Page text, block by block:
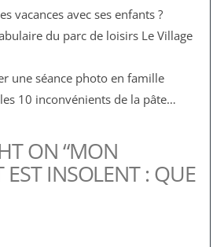
vacances avec ses enfants ?
du parc de loisirs Le Village
une séance photo en famille
10 inconvénients de la pâte…
ON “MON
EST INSOLENT : QUE